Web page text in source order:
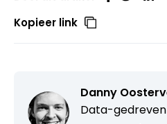
Kopieer link
Danny
Data-